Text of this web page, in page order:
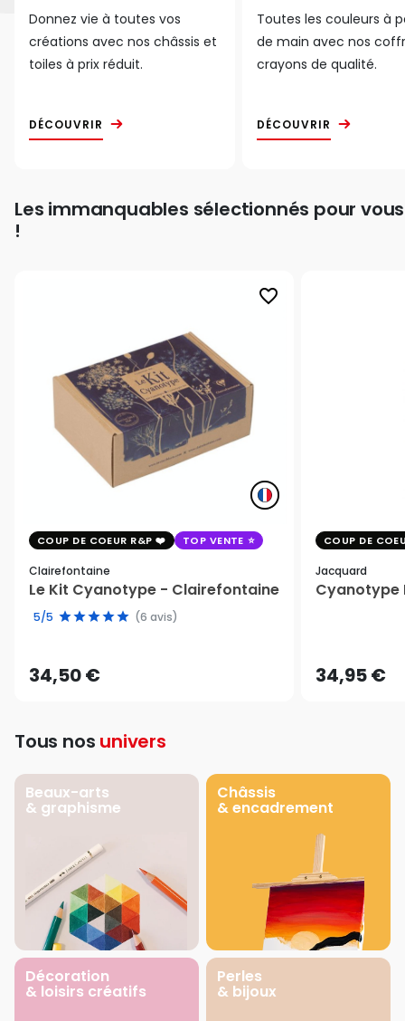
Donnez vie à toutes vos
créations avec nos châssis et
toiles à prix réduit.
DÉCOUVRIR
Toutes les couleurs à
de main avec nos
crayons de qualité.
DÉCOUVRIR
Les immanquables sélectionnés pour vous
!
favorite_border
COUP DE COEUR R&P TOP VENTE
Clairefontaine
Le Kit Cyanotype - Clairefontaine
5/5 (6 avis)
34,50 €
COUP DE
Jacquard
Cyanotype
34,95 €
Tous nos univers
Beaux-arts
& graphisme
Châssis
& encadrement
Décoration
& loisirs créatifs
Perles
& bijoux